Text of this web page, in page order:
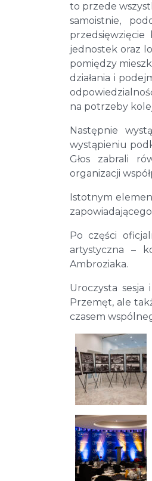
to przede
samoistnie,
przedsięwzięcie
jednostek oraz
pomiędzy
działania i
na potrzeby
Następnie
wystąpieniu
Głos zabrali
organizacji
Istotnym
Po części
artystyczna –
Ambroziaka.
Uroczysta
Przemęt, ale
czasem